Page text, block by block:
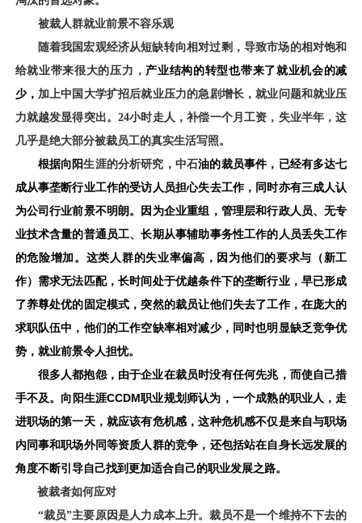
被裁人群就业前景不容乐观
随着我国宏观经济从短缺转向相对过剩 ，导致市场的相对饱和
给就业带来很大的压力 ， 产业结构的转型也带来了就业机会的减
少， 加上中国 大学扩招后就业压力的急剧增长，就业问题和就业压
力就越发显得突出。24小时走人，补偿一个月工资，失业半年，这
几乎是绝大部分被裁员工的真实生活写照。
根据向阳生涯的分析研究，中石油的裁员事件， 已经有多达七
成从事垄断行业工作的受访人 员担心失去工作，同时亦有三成人认
为公司行业前景不明朗。因为企业重组，管理层和行政人员、无专
业技术含量的普通员工、长期从事辅助事务性工作的人员丢失工作
的危险增加。这类人群的失业率偏高，因为他们的要求与（新工
作）需求无法匹配，长时间处于优越条件下的垄断行业，早已形成
了养尊处优的固定模式，突然的裁员让他们失去了工作，在庞大的
求职队伍中，他们的工作空缺率相对减少，同时也明显缺乏竞争优
势，就业前景令人担忧。
很多人都抱怨，由于企业在裁员时没有任何先兆，而使自己措
手不及。 向阳生涯CCDM职业规划师认为， 一个成熟的职业人，走
进职场的第一天，就应该有危机感，这种危机感不仅是来自与职场
内同事和职场外同等资质人群的竞争，还包括站在自身长远发展的
角度不断引导自己找到更加适合自己的职业发展之路。
被裁者如何应对
“裁员”主要原因是人力成本上升。裁员不是一个维持不下去的